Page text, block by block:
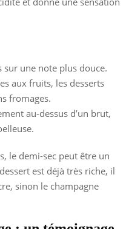
une note plus douce.
aux fruits, les desserts
fromages.
au-dessus d’un brut,
le demi-sec peut être un
est déjà très riche, il
sinon le champagne